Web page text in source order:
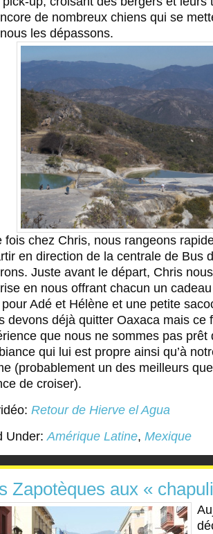
de nombreux chiens qui se
les dépassons.
fois chez Chris, nous rangeons
en direction de la centrale de Bus
Juste avant le départ, Chris
en nous offrant chacun un
Adé et Hélène et une petite
devons déjà quitter Oaxaca mais ce
que nous ne sommes pas prêt
qui lui est propre ainsi qu’à
(probablement un des meilleurs
de croiser).
Retour de Hierve el Agua
Under:Amérique Latine, Mexique
Zapotèques aux «